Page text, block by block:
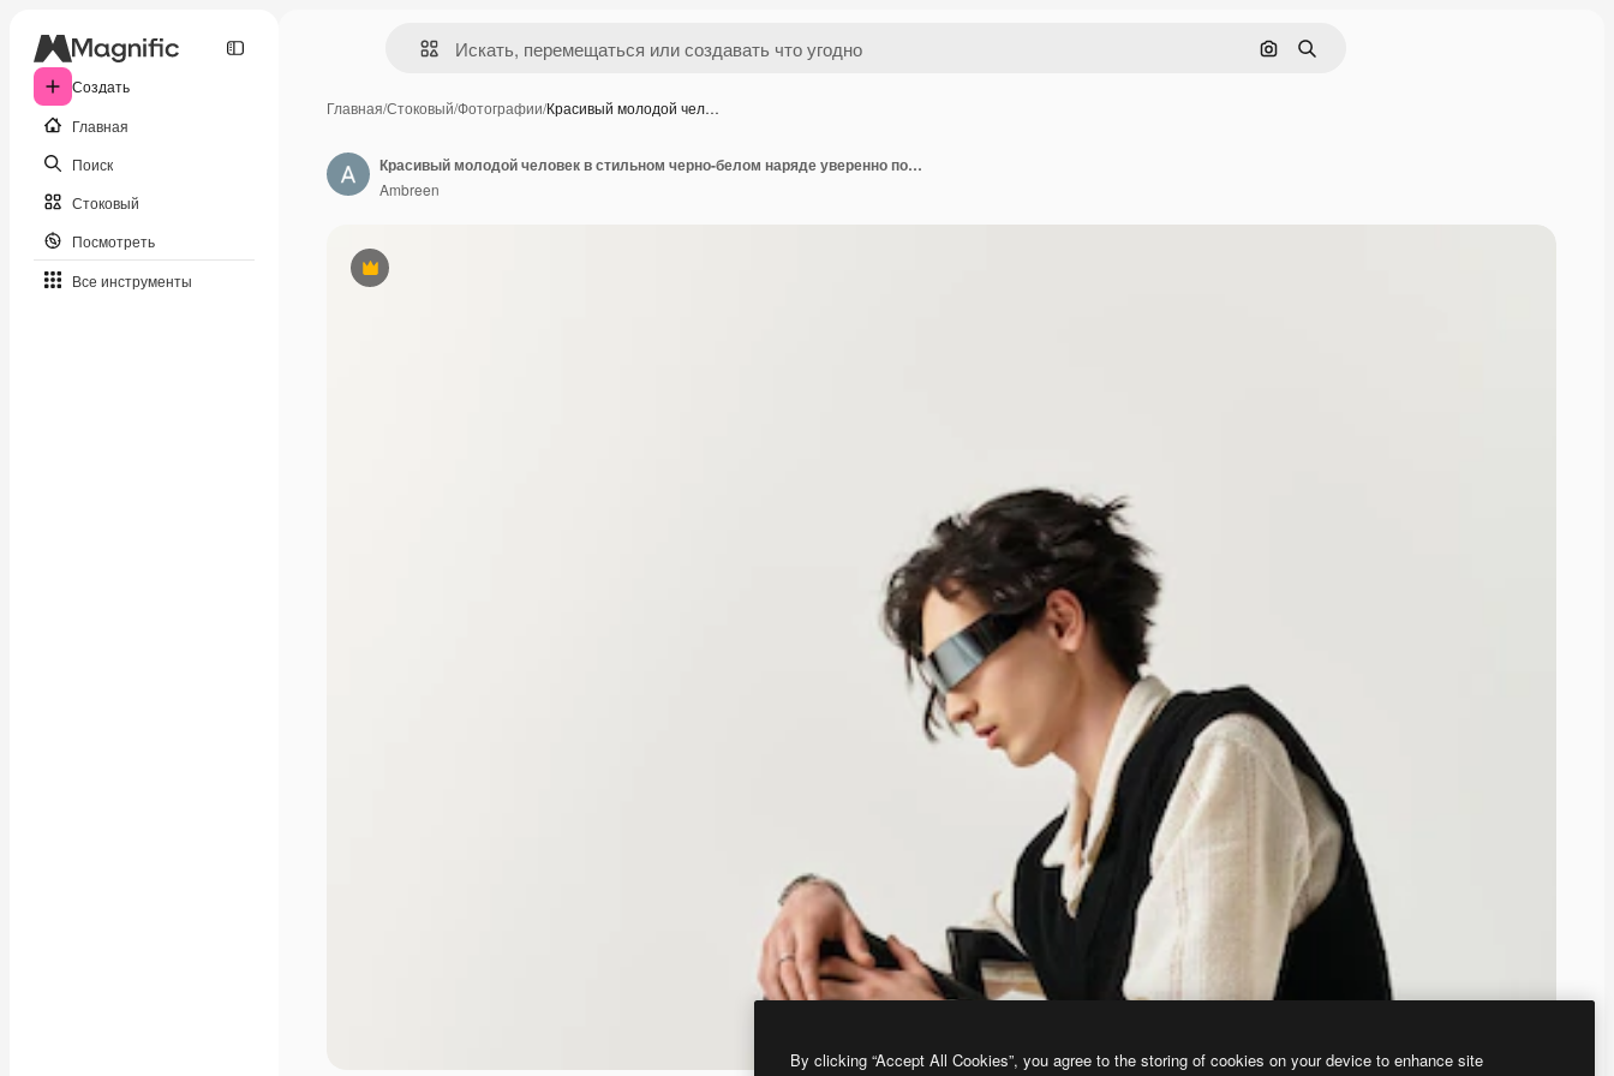
Создать
Главная
Поиск
Стоковый
Посмотреть
Все инструменты
Поиск по изображению
Поиск
Главная/Стоковый/Фотографии/Красивый молодой чел…
Премиум
Красивый молодой человек в стильном черно-белом наряде уверенно позирует в студийном пространстве
Ambreen
By clicking “Accept All Cookies”, you agree to the storing of cookies on your device to enhance site